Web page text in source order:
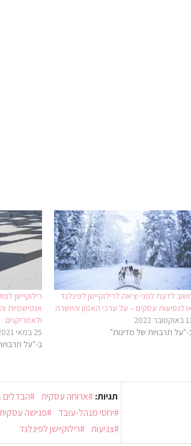
לדעת לפני יציאה לרילוקיישן לפינלנד
לנסיעות עסקים – על ערכי האמון והיושרה
2022
"על תרבויות של מדינות"
רילוקיישן
אנטישמיות
ולאמריקנים
25 במאי 2021
ב-"על
תגיות: ארוחה עסקית הבדלים
יחסי מנהל-עובד
פגישה עסקית
צניעות
רילוקיישן לפינלנד